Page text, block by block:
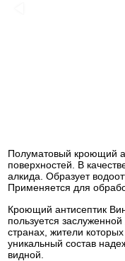
Полуматовый кроющий
поверхностей. В
алкида. Образует
Применяется для
Кроющий антисептик
пользуется
странах, жители
уникальный состав
видной.